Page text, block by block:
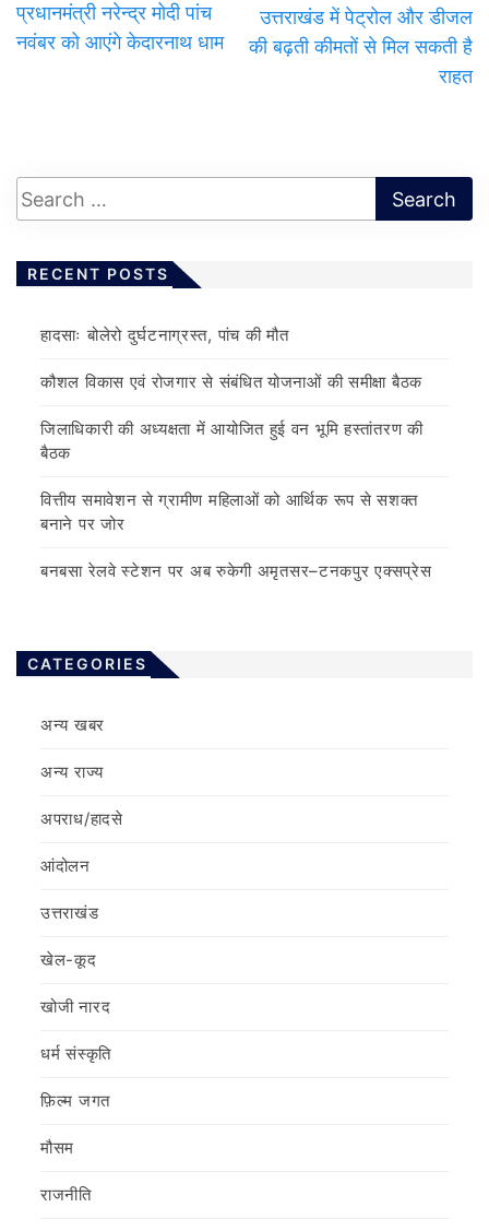
प्रधानमंत्री नरेन्द्र मोदी पांच
नवंबर को आएंगे केदारनाथ धाम
उत्तराखंड में पेट्रोल और डीजल
की बढ़ती कीमतों से मिल सकती है
राहत
RECENT POSTS
हादसाः बोलेरो दुर्घटनाग्रस्त, पांच की मौत
कौशल विकास एवं रोजगार से संबंधित योजनाओं की समीक्षा बैठक
जिलाधिकारी की अध्यक्षता में आयोजित हुई वन भूमि हस्तांतरण की
बैठक
वित्तीय समावेशन से ग्रामीण महिलाओं को आर्थिक रूप से सशक्त
बनाने पर जोर
बनबसा रेलवे स्टेशन पर अब रुकेगी अमृतसर–टनकपुर एक्सप्रेस
CATEGORIES
अन्य खबर
अन्य राज्य
अपराध/हादसे
आंदोलन
उत्तराखंड
खेल-कूद
खोजी नारद
धर्म संस्कृति
फ़िल्‍म जगत
मौसम
राजनीति